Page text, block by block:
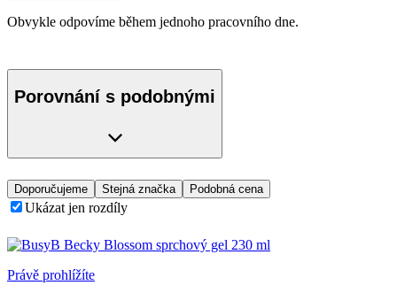
Obvykle odpovíme během jednoho pracovního dne.
Porovnání s podobnými
Doporučujeme Stejná značka Podobná cena
Ukázat jen rozdíly
Právě prohlížíte